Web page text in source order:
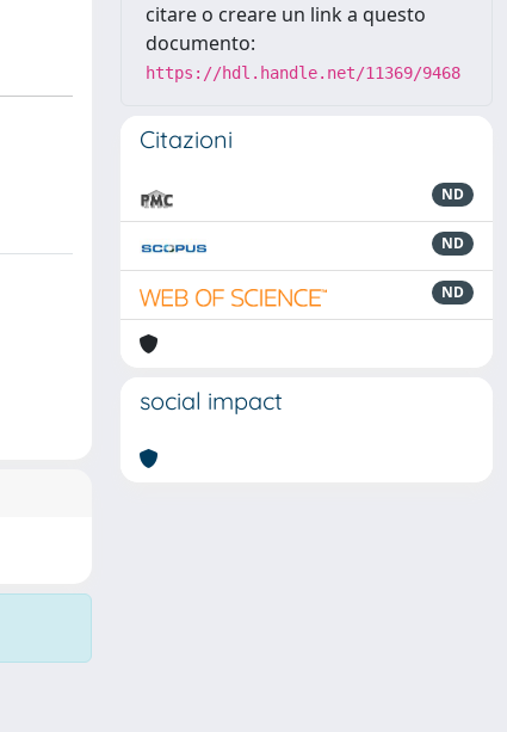
citare o creare un link a questo
documento:
https://hdl.handle.net/11369/9468
Citazioni
ND
ND
ND
social impact